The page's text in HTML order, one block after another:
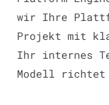
wir Ihre
Projekt mit
Ihr internes
Modell richtet